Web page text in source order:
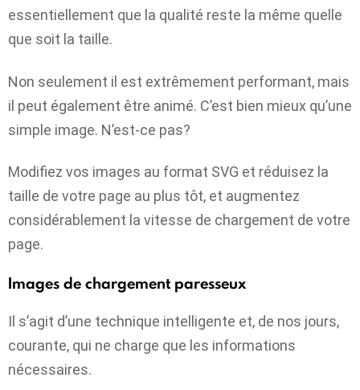
essentiellement que la qualité reste la même quelle
que soit la taille.
Non seulement il est extrêmement performant, mais
il peut également être animé. C’est bien mieux qu’une
simple image. N’est-ce pas?
Modifiez vos images au format SVG et réduisez la
taille de votre page au plus tôt, et augmentez
considérablement la vitesse de chargement de votre
page.
Images de chargement paresseux
Il s’agit d’une technique intelligente et, de nos jours,
courante, qui ne charge que les informations
nécessaires.